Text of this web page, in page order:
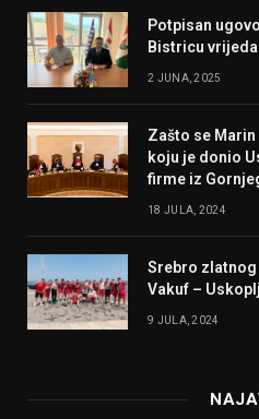
Potpisan
Bistricu
2 JUNA, 2025
Zašto se
koju je donio
firme iz
18 JULA, 2024
Srebro zlatnog
Vakuf –
9 JULA, 2024